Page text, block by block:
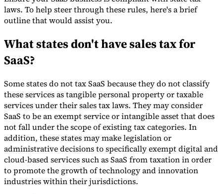
VAT-Rechner GST-RechnerVerkaufssteuer-Rechner VAT-
Nummernprüfer
Tracker für E-Rechnungs-Mandate
laws. To help steer through these rules, here's a brief
outline that would assist you.
What states don't have sales tax for
SaaS?
Some states do not tax SaaS because they do not classify
these services as tangible personal property or taxable
services under their sales tax laws. They may consider
SaaS to be an exempt service or intangible asset that does
not fall under the scope of existing tax categories. In
addition, these states may make legislation or
administrative decisions to specifically exempt digital and
cloud-based services such as SaaS from taxation in order
to promote the growth of technology and innovation
industries within their jurisdictions.